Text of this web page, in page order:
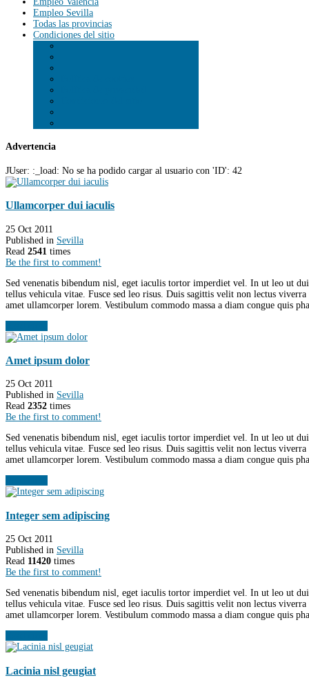
Empleo Sevilla
Todas las provincias
Condiciones del sitio
Advertencia
JUser: :_load: No se ha podido cargar al usuario con 'ID': 42
Ullamcorper dui iaculis
25 Oct 2011
Published in Sevilla
Read 2541 times
Be the first to comment!
Sed venenatis bibendum nisl, eget iaculis tortor imperdiet vel. In ut leo ut
tellus vehicula vitae. Fusce sed leo risus. Duis sagittis velit non lectus
amet ullamcorper lorem. Vestibulum commodo massa a diam congue quis
Amet ipsum dolor
25 Oct 2011
Published in Sevilla
Read 2352 times
Be the first to comment!
Sed venenatis bibendum nisl, eget iaculis tortor imperdiet vel. In ut leo ut
tellus vehicula vitae. Fusce sed leo risus. Duis sagittis velit non lectus
amet ullamcorper lorem. Vestibulum commodo massa a diam congue quis
Integer sem adipiscing
25 Oct 2011
Published in Sevilla
Read 11420 times
Be the first to comment!
Sed venenatis bibendum nisl, eget iaculis tortor imperdiet vel. In ut leo ut
tellus vehicula vitae. Fusce sed leo risus. Duis sagittis velit non lectus
amet ullamcorper lorem. Vestibulum commodo massa a diam congue quis
Lacinia nisl geugiat